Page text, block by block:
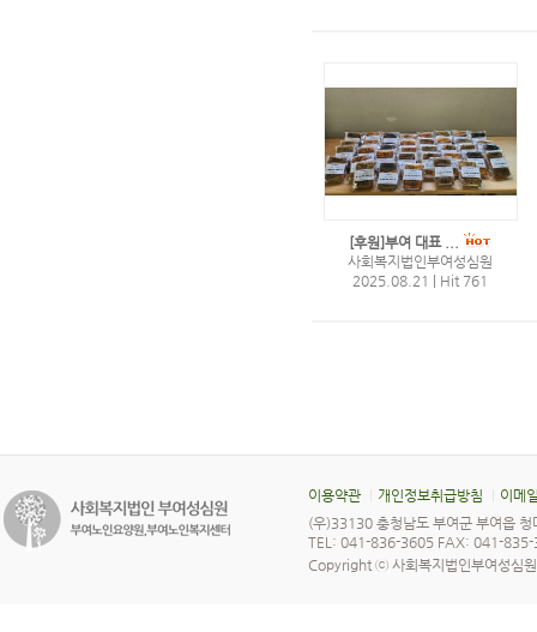
[후원]부여 대표 ...
사회복지법인부여성심원
2025.08.21
Hit 761
이용약관 개인정보취급방침
이메
(우)33130 충청남도 부여군 부여읍
TEL: 041-836-3605 FAX: 041-
Copyright ⓒ 사회복지법인부여성심